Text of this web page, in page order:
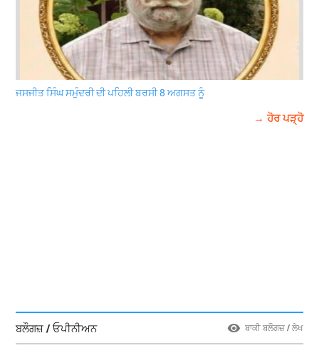
ਜਸਜੀਤ ਸਿੰਘ ਸਮੁੰਦਰੀ ਦੀ ਪਹਿਲੀ ਬਰਸੀ 8 ਅਗਸਤ ਨੂੰ
→ ਹੋਰ ਪੜ੍ਹੋ
ਬਲੌਗਜ਼ / ਓਪੀਨੀਅਨ ਬਾਕੀ ਬਲੌਗਜ਼ / ਲੇਖ